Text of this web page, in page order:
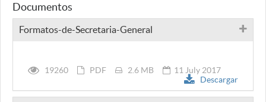
Documentos
Formatos-de-Secretaria-General
19260 PDF 2.6 MB
11 July 2017
Descargar